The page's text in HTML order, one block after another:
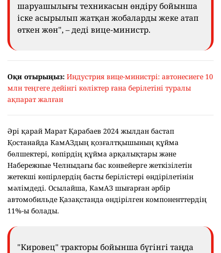
шаруашылығы техникасын өндіру бойынша
іске асырылып жатқан жобаларды жеке атап
өткен жөн", – деді вице-министр.
Оқи отырыңыз: Индустрия вице-министрі: автонесиеге 10
млн теңгеге дейінгі көліктер ғана берілетіні туралы
ақпарат жалған
Әрі қарай Марат Қарабаев 2024 жылдан бастап
Қостанайда КамАЗдың қозғалтқышының құйма
бөлшектері, көпірдің құйма арқалықтары және
Набережные Челныдағы бас конвейерге жеткізілетін
жетекші көпірлердің басты берілістері өндірілетінін
мәлімдеді. Осылайша, КамАЗ шығарған әрбір
автомобильде Қазақстанда өндірілген компоненттердің
11%-ы болады.
"Кировец" тракторы бойынша бүгінгі таңда